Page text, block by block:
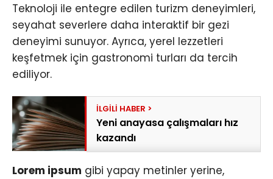
Teknoloji ile entegre edilen turizm deneyimleri,
seyahat severlere daha interaktif bir gezi
deneyimi sunuyor. Ayrıca, yerel lezzetleri
keşfetmek için gastronomi turları da tercih
ediliyor.
Yeni anayasa çalışmaları hız
kazandı
Lorem ipsum gibi yapay metinler yerine,